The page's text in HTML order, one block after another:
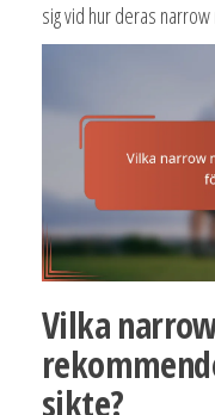
sig vid hur deras
Vilka
sikte?